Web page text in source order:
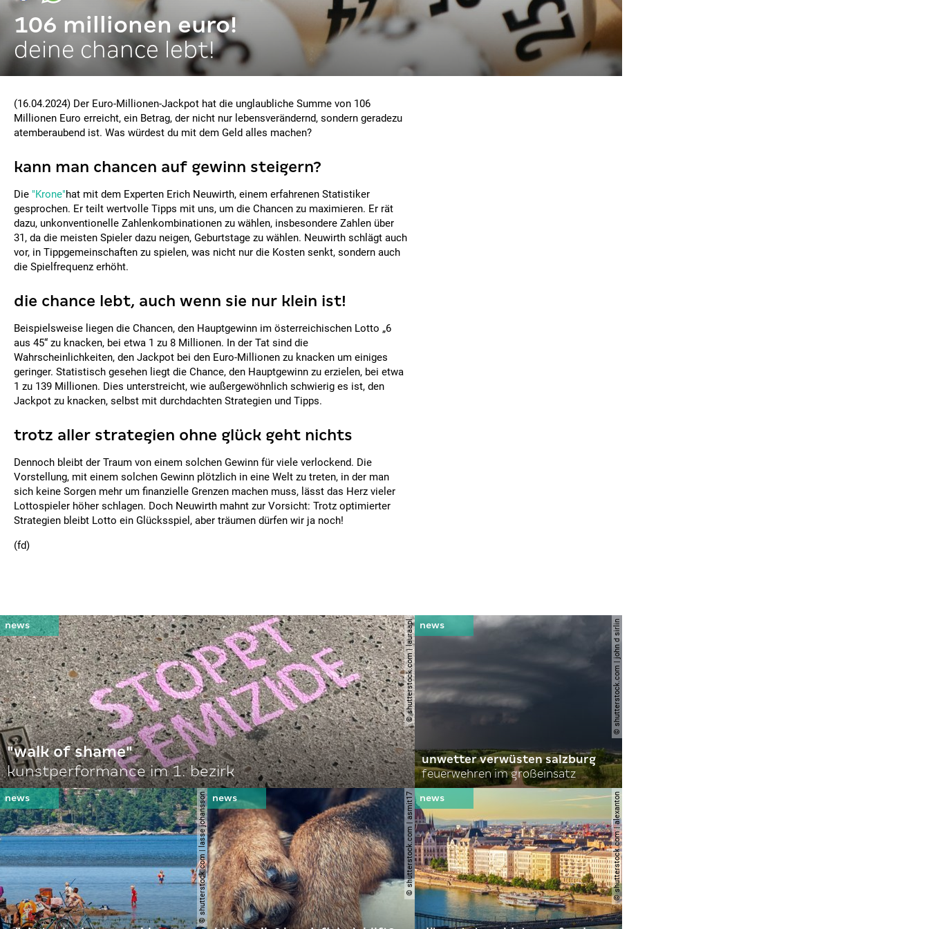
106 millionen euro!
deine chance lebt!
(16.04.2024) Der Euro-Millionen-Jackpot hat die unglaubliche Summe von 106
Millionen Euro erreicht, ein Betrag, der nicht nur lebensverändernd, sondern geradezu
atemberaubend ist. Was würdest du mit dem Geld alles machen?
kann man chancen auf gewinn steigern?
Die "Krone"hat mit dem Experten Erich Neuwirth, einem erfahrenen Statistiker
gesprochen. Er teilt wertvolle Tipps mit uns, um die Chancen zu maximieren. Er rät
dazu, unkonventionelle Zahlenkombinationen zu wählen, insbesondere Zahlen über
31, da die meisten Spieler dazu neigen, Geburtstage zu wählen. Neuwirth schlägt auch
vor, in Tippgemeinschaften zu spielen, was nicht nur die Kosten senkt, sondern auch
die Spielfrequenz erhöht.
die chance lebt, auch wenn sie nur klein ist!
Beispielsweise liegen die Chancen, den Hauptgewinn im österreichischen Lotto „6
aus 45“ zu knacken, bei etwa 1 zu 8 Millionen. In der Tat sind die
Wahrscheinlichkeiten, den Jackpot bei den Euro-Millionen zu knacken um einiges
geringer. Statistisch gesehen liegt die Chance, den Hauptgewinn zu erzielen, bei etwa
1 zu 139 Millionen. Dies unterstreicht, wie außergewöhnlich schwierig es ist, den
Jackpot zu knacken, selbst mit durchdachten Strategien und Tipps.
trotz aller strategien ohne glück geht nichts
Dennoch bleibt der Traum von einem solchen Gewinn für viele verlockend. Die
Vorstellung, mit einem solchen Gewinn plötzlich in eine Welt zu treten, in der man
sich keine Sorgen mehr um finanzielle Grenzen machen muss, lässt das Herz vieler
Lottospieler höher schlagen. Doch Neuwirth mahnt zur Vorsicht: Trotz optimierter
Strategien bleibt Lotto ein Glücksspiel, aber träumen dürfen wir ja noch!
(fd)
© shutterstock.com | lauraapl
"walk of shame"
kunstperformance im 1. bezirk
© shutterstock.com | john d sirlin
unwetter verwüsten salzburg
feuerwehren im großeinsatz
© shutterstock.com | lasse johansson © shutterstock.com | asmit17 © shutterstock.com | alexanton